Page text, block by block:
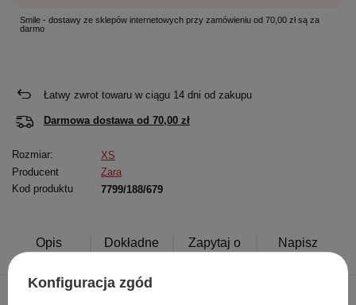
Smile - dostawy ze sklepów internetowych przy zamówieniu od 70,00 zł są za
darmo
Łatwy zwrot towaru w ciągu 14 dni od zakupu
Darmowa dostawa od 70,00 zł
Rozmiar:
XS
Producent
Zara
Kod produktu
7799/188/679
Opis
Dokładne
Zapytaj o
Napisz
Konfiguracja zgód